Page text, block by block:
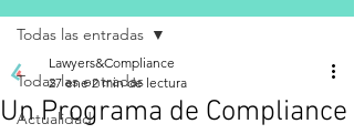
Todas las entradas
Actualidad
Todas las entradas
Un Programa de Compliance
Lawyers&Compliance
27 ene 2 min de lectura